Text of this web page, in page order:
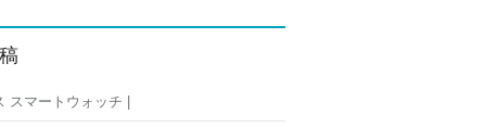
スマートウォッチ |